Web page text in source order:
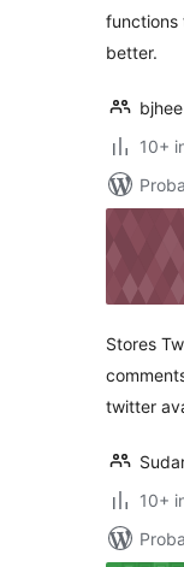
functions
better.
bjhee
10+
Stores
twitter
10+